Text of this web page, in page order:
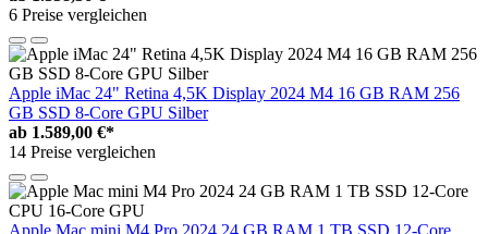
6 Preise vergleichen
Apple iMac 24" Retina 4,5K Display 2024 M4 16 GB RAM 256
GB SSD 8-Core GPU Silber
ab 1.589,00 €*
14 Preise vergleichen